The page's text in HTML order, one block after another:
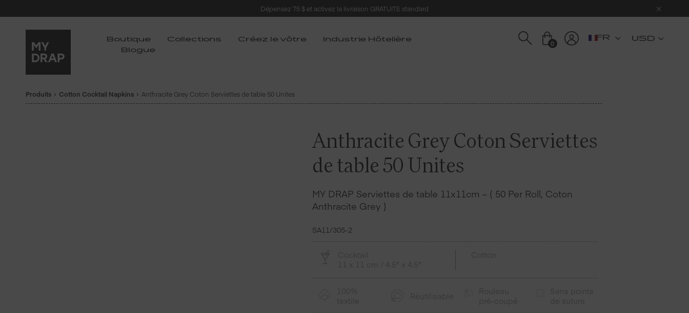
Dépensez 75 $ et activez la livraison GRATUITE standard
Boutique Collections Créez le vôtre
Industrie Hôtelière
Blogue
0
USD
Produits Cotton Cocktail Napkins Anthracite Grey Coton Serviettes de table 50 Unites
Anthracite Grey Coton Serviettes
de table 50 Unites
MY DRAP Serviettes de table 11x11cm – ( 50 Per Roll, Coton
Anthracite Grey )
SA11/305-2